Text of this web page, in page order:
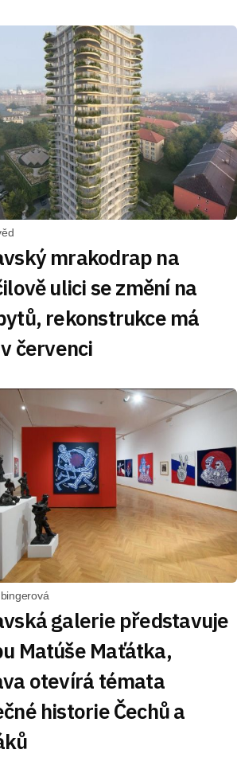
mrakodrap na
ulici se změní na
rekonstrukce má
červenci
galerie představuje
Matúše Maťátka,
otevírá témata
historie Čechů a